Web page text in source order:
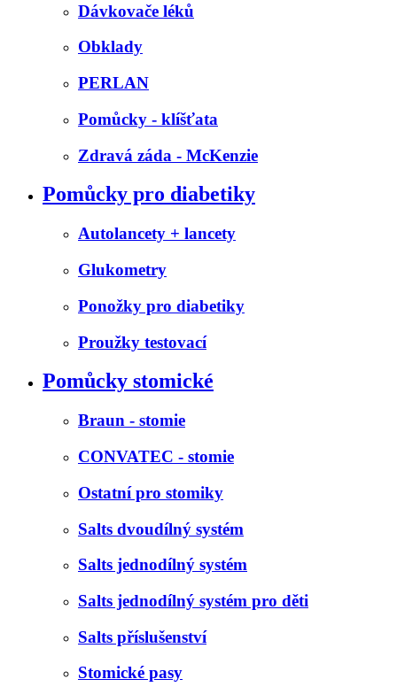
Dávkovače léků
Obklady
PERLAN
Pomůcky - klíšťata
Zdravá záda - McKenzie
Pomůcky pro diabetiky
Autolancety + lancety
Glukometry
Ponožky pro diabetiky
Proužky testovací
Pomůcky stomické
Braun - stomie
CONVATEC - stomie
Ostatní pro stomiky
Salts dvoudílný systém
Salts jednodílný systém
Salts jednodílný systém pro děti
Salts příslušenství
Stomické pasy